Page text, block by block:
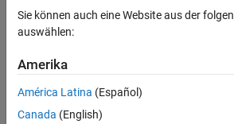
Sales Operations
Marketing Communications
Marketing Services
Finance and Operations
Derzeit
es
keine
Sie können auch eine Website aus der
auswählen:
Amerika
América Latina (Español)
Canada (English)